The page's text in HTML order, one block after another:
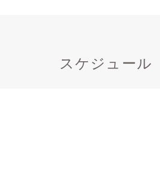
スケジュール